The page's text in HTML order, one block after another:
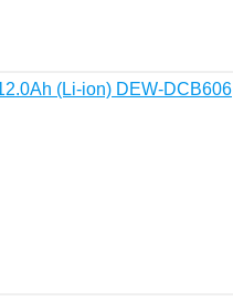
(Li-ion) DEW-DCB606